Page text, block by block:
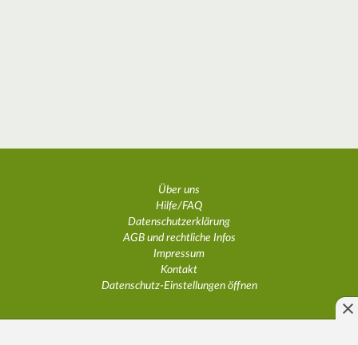
Über uns
Hilfe/FAQ
Datenschutzerklärung
AGB und rechtliche Infos
Impressum
Kontakt
Datenschutz-Einstellungen öffnen